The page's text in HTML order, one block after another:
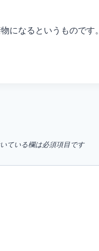
になるというものです。
ている欄は必須項目です